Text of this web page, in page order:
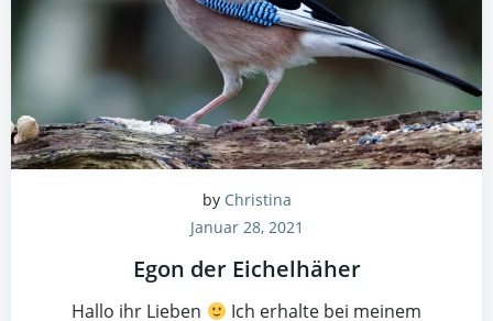
by Christina
Januar 28, 2021
Egon der Eichelhäher
Hallo ihr Lieben
Ich erhalte bei meinem